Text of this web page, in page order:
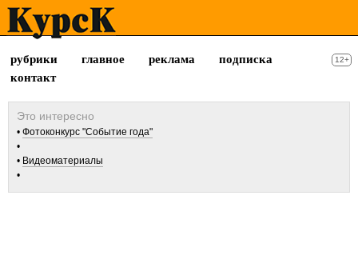
рубрики главное реклама
подписка
контакт
12+
Фотоконкурс "Событие года"
Видеоматериалы